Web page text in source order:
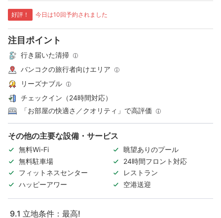
好評！ 今日は10回予約されました
注目ポイント
行き届いた清掃
バンコクの旅行者向けエリア
リーズナブル
チェックイン（24時間対応）
「お部屋の快適さ／クオリティ」で高評価
その他の主要な設備・サービス
無料Wi-Fi
眺望ありのプール
無料駐車場
24時間フロント対応
フィットネスセンター
レストラン
ハッピーアワー
空港送迎
9.1 立地条件：最高!